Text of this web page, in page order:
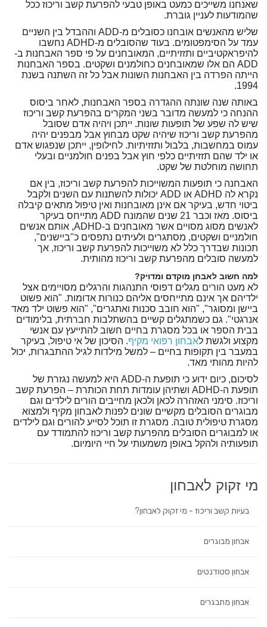
שאנחנו משייכים כמעט באופן טבעי להפרעת קשב וריכוז ככל
שהמודעות לעניין גוברת.
שליש מהאנשים אובחנו כסובלים מ-ADD וההבדל בין השניים
עמד על הסימפטומים. בעוד שהסובלים מ-ADHD נחשבו
להיפראקטיביים ותזזיתיים, המאובחנים על פי ספר האבחנות ב-
ADD הם אלו שמאובחנים כחולמנים ושקטים. בספר האבחנות
הייתה הפרדה בין האבחנות השונות אבל כל זה השתנה בשנת
1994.
באותה שנה שונתה ההגדרה בספר האבחנות, לאחר ביסוס
ההנחה כי למעשה מדובר בשני המקרים בהפרעת קשב וריכוז
שיש לה שפע של תופעות שונות. ייתכן ויהיה אדם שסובל
מהפרעת קשב וריכוז שיהיה שקט מבחוץ אבל מבפנים יהיה
עמוס במחשבות, בלבול ותזזיתיות. לחילופין, ייתכן שנפגוש אדם
או ילד שהם תזזיתיים כלפי חוץ אבל בפנים חולמניים ובעלי
תחושה מוחלטת של שקט.
האבחנה כי תופעות המשוייכות להפרעת קשב וריכוז, בין אם
נקרא לה ADHD או ADD יכולות להשתנות עם השנים ולקבל
ביטוי חדש, בעיקר אם אינן מאובחנות ואין טיפול מתאים קיבלה
ביסוס. מאז וכבר 21 שנים שהמונח ADD מתייחס בעיקר
לאנשים מסוג מסויים אשר מאובחנים ב-ADHD, אותם אנשים
חולמניים ושקטים, מסתגרים ולעיתים נתפסים כ"ביישנים",
תכונות שבדרך כלל לא משוייכות להפרעת קשב וריכוז, אך
למעשה סובלים מהפרעת קשב וריכוז מהותית.
למה חשוב לאבחן מוקדם ומדויק?
לא מעט הורים מגלים דפוסי התנהגות והרגלים מסויימים אצל
ילדיהם אך אינם מתייחסים אליהם כנורות אדומות. "הוא פשוט
ביישן ומסוגר", "הוא חובב סכנות ואתגרים", "הוא פשוט ילד מאד
אנרגטי". גם כשמתגלים קשיים בהשתלבות חברתית, בלימודים
בבית הספר או בכל מסגרת בחיים חשוב להתייעץ עם אנשי
מקצוע ולגשת לאבחון רפואי מקיף. הסיכון של אי טיפול, בעיקר
במעבר בין תקופות בחיים – למשל מילדות לגיל ההתבגרות, יכול
להיות מהותי מאד.
לסיכום, כיום ידוע כי תופעת ה-ADD היא למעשה נגזרת של
תופעת ה-ADHD ושתיהן עומדות תחת הכותרת – הפרעת קשב
וריכוז. סימני האזהרה לכאן ולכאן מחייבים הורים לילדים וגם
מבוגרים הסובלים מקשיים שונים לפנות לאבחון מקיף ולמצוא
מסגרת טיפולית טובה. מסגרת זו תוכל לסייע להורים וגם לילדים
או למבוגרים הסובלים מהפרעת קשב וריכוז להתמודד עם
תופעותיה ולהקל באופן משמעותי על חיי היומיום.
מי זקוק לאבחון
בעיות קשב וריכוז - מי זקוק לאבחון?
אבחון מבוגרים
אבחון סטודנטים
אבחון מתבגרים